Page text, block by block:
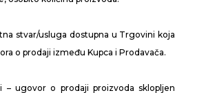
stvar/usluga dostupna u Trgovini koja
o prodaji između Kupca i Prodavača.
– ugovor o prodaji proizvoda sklopljen